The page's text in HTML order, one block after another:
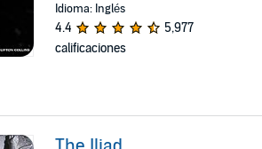
Idioma: Inglés
4.4
5,977
calificaciones